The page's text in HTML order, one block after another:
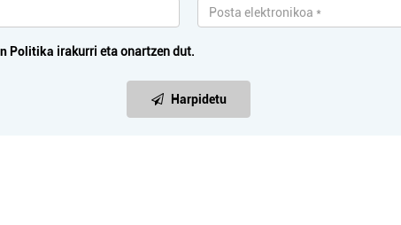
Politika irakurri eta onartzen dut.
Harpidetu